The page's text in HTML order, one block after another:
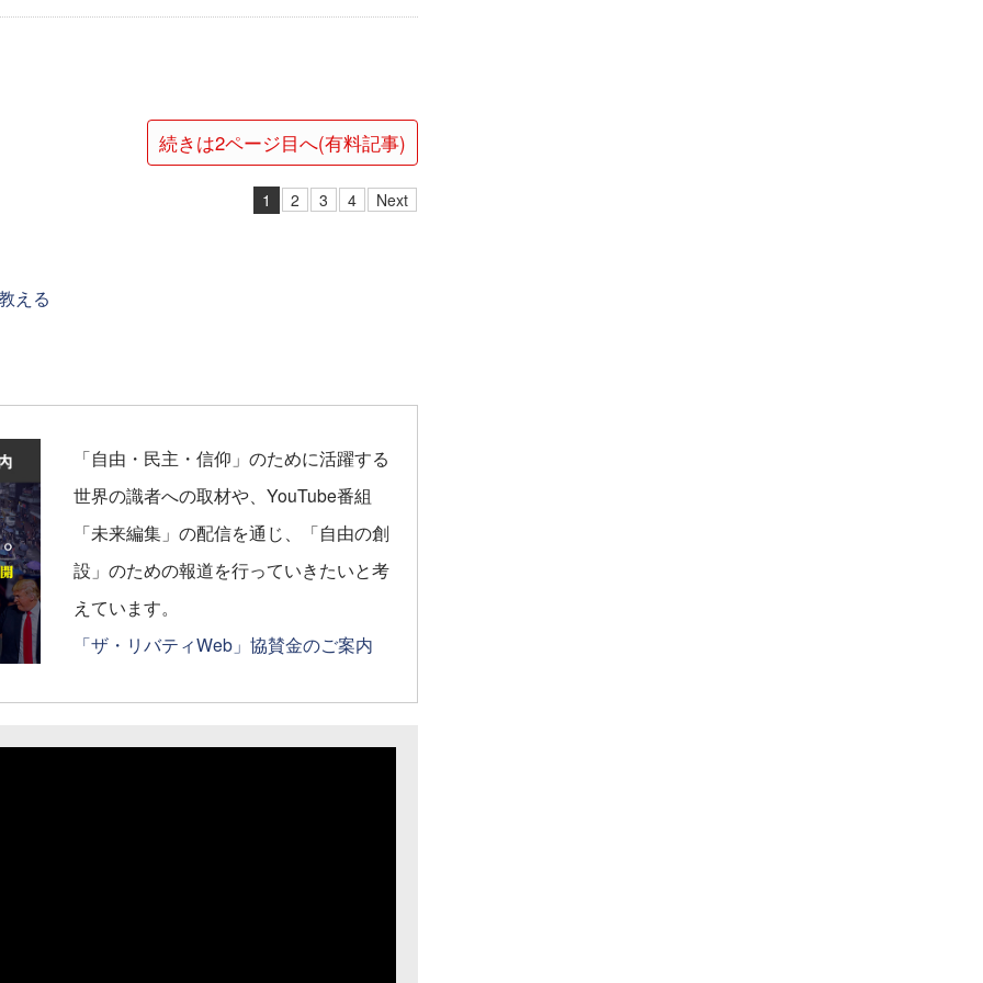
続きは2ページ目へ(有料記事)
1 2 3 4 Next
える
「自由・民主・信仰」のために活躍する
世界の識者への取材や、YouTube番組
「未来編集」の配信を通じ、「自由の創
設」のための報道を行っていきたいと考
えています。
「ザ・リバティWeb」協賛金のご案内